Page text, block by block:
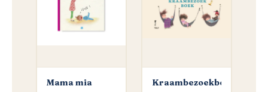
Mama mia Kraambezoekboek